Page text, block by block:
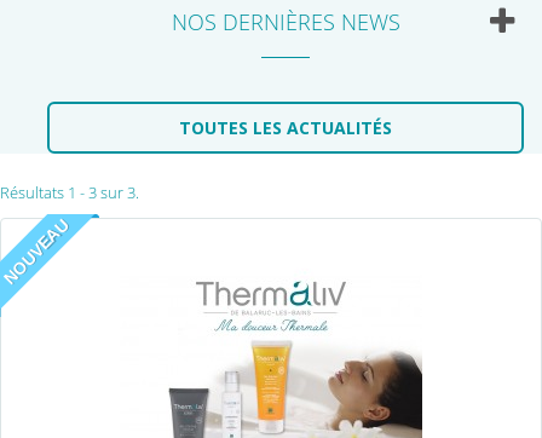
NOS DERNIÈRES NEWS
TOUTES LES ACTUALITÉS
Résultats 1 - 3 sur 3.
NOUVEAU